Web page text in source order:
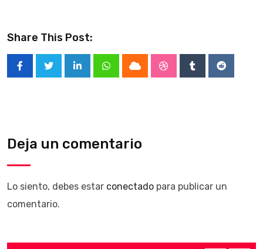
Share This Post:
LinkedInWhatsappCloud StumbleUpon
TumblrReddit
Deja un comentario
Lo siento, debes estar conectado para publicar un
comentario.